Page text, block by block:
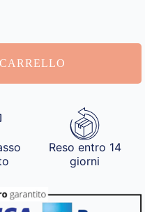
Reso entro 14
giorni